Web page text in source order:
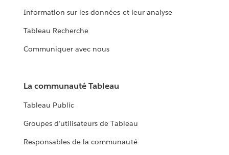
Information sur les données et leur analyse
Tableau Recherche
Communiquer avec nous
La communauté Tableau
Tableau Public
Groupes d’utilisateurs de Tableau
Responsables de la communauté